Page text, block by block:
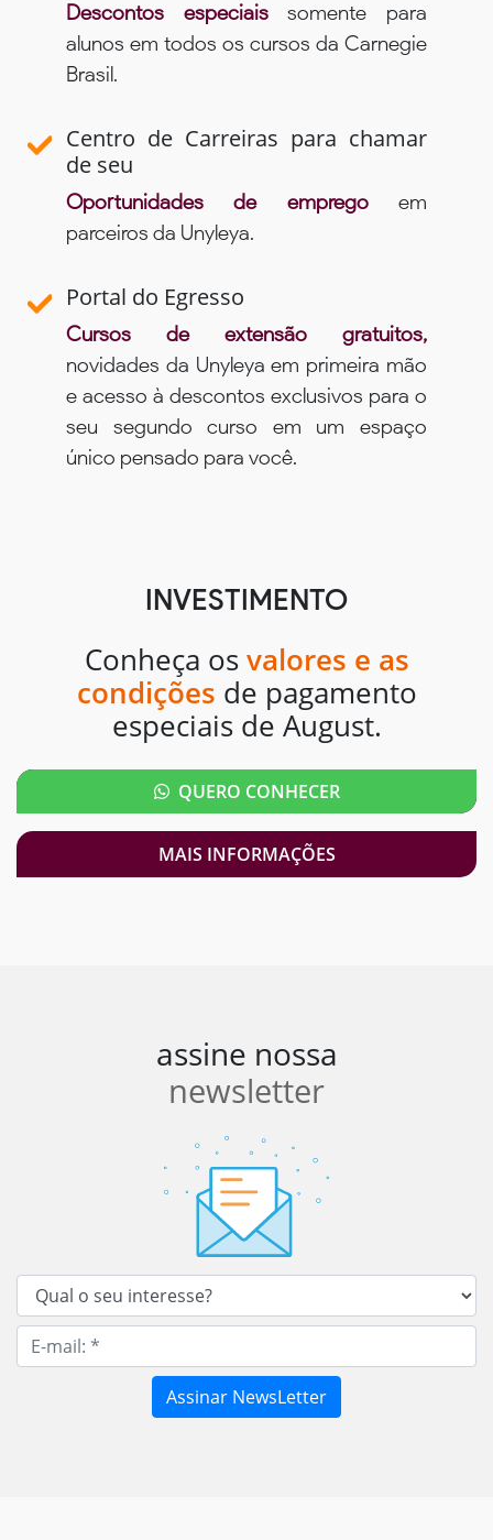
Descontos especiaissomente para
alunos em todos os cursos da Carnegie
Brasil.
Centro de Carreiras para chamar
de seu
Oportunidades de empregoem
parceiros da Unyleya.
Portal do Egresso
Cursos de extensão gratuitos,
novidades da Unyleya em primeira mão
e acesso à descontos exclusivos para o
seu segundo curso em um espaço
único pensado para você.
INVESTIMENTO
Conheça os valores e as
condições de pagamento
especiais de August.
QUERO CONHECER
MAIS INFORMAÇÕES
assine nossa
newsletter